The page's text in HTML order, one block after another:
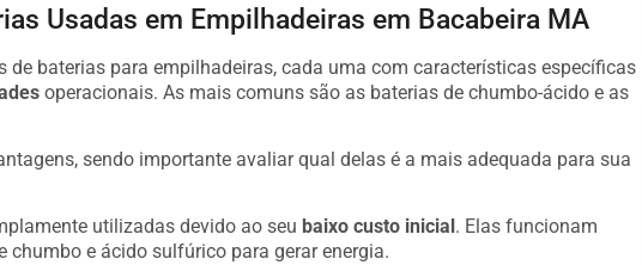
Usadas em Empilhadeiras em Bacabeira MA
de baterias para empilhadeiras, cada uma com características específicas
operacionais. As mais comuns são as baterias de chumbo-ácido e as
sendo importante avaliar qual delas é a mais adequada para sua
utilizadas devido ao seu baixo custo inicial . Elas funcionam
chumbo e ácido sulfúrico para gerar energia.